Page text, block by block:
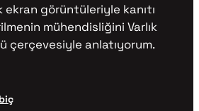
ekran görüntüleriyle kanıtı
mühendisliğini Varlık
çerçevesiyle anlatıyorum.